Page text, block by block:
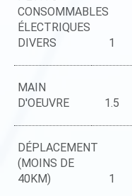
CONSOMMABLES
ÉLECTRIQUES
DIVERS
1
MAIN
D'OEUVRE
1.5
DÉPLACEMENT
(MOINS DE
40KM)
1